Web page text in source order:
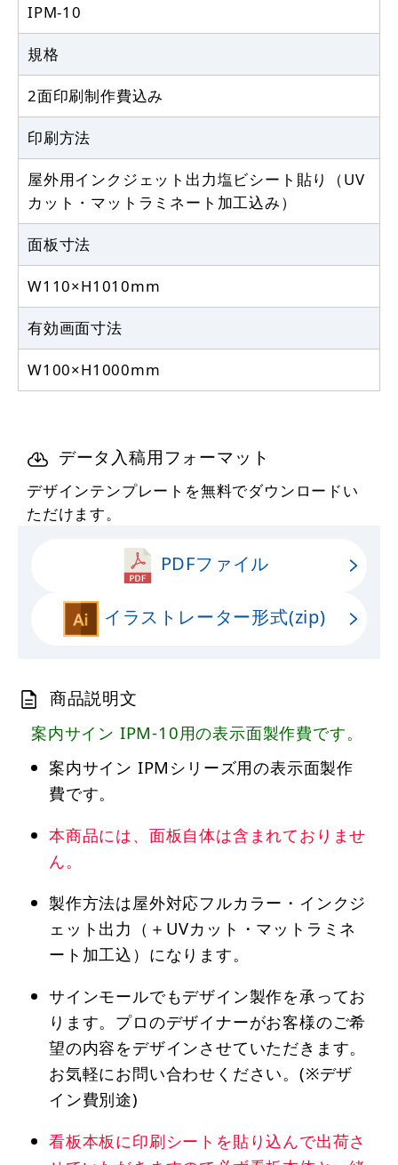
IPM-10
規格
2面印刷制作費込み
印刷方法
屋外用インクジェット出力塩ビシート貼り（UV
カット・マットラミネート加工込み）
面板寸法
W110×H1010mm
有効画面寸法
W100×H1000mm
データ入稿用フォーマット
デザインテンプレートを無料でダウンロードい
ただけます。
PDFファイル
イラストレーター形式(zip)
商品説明文
案内サイン IPM-10用の表示面製作費です。
案内サイン IPMシリーズ用の表示面製作
費です。
本商品には、面板自体は含まれておりませ
ん。
製作方法は屋外対応フルカラー・インクジ
ェット出力（＋UVカット・マットラミネ
ート加工込）になります。
サインモールでもデザイン製作を承ってお
ります。プロのデザイナーがお客様のご希
望の内容をデザインさせていただきます。
お気軽にお問い合わせください。(※デザ
イン費別途)
看板本板に印刷シートを貼り込んで出荷さ